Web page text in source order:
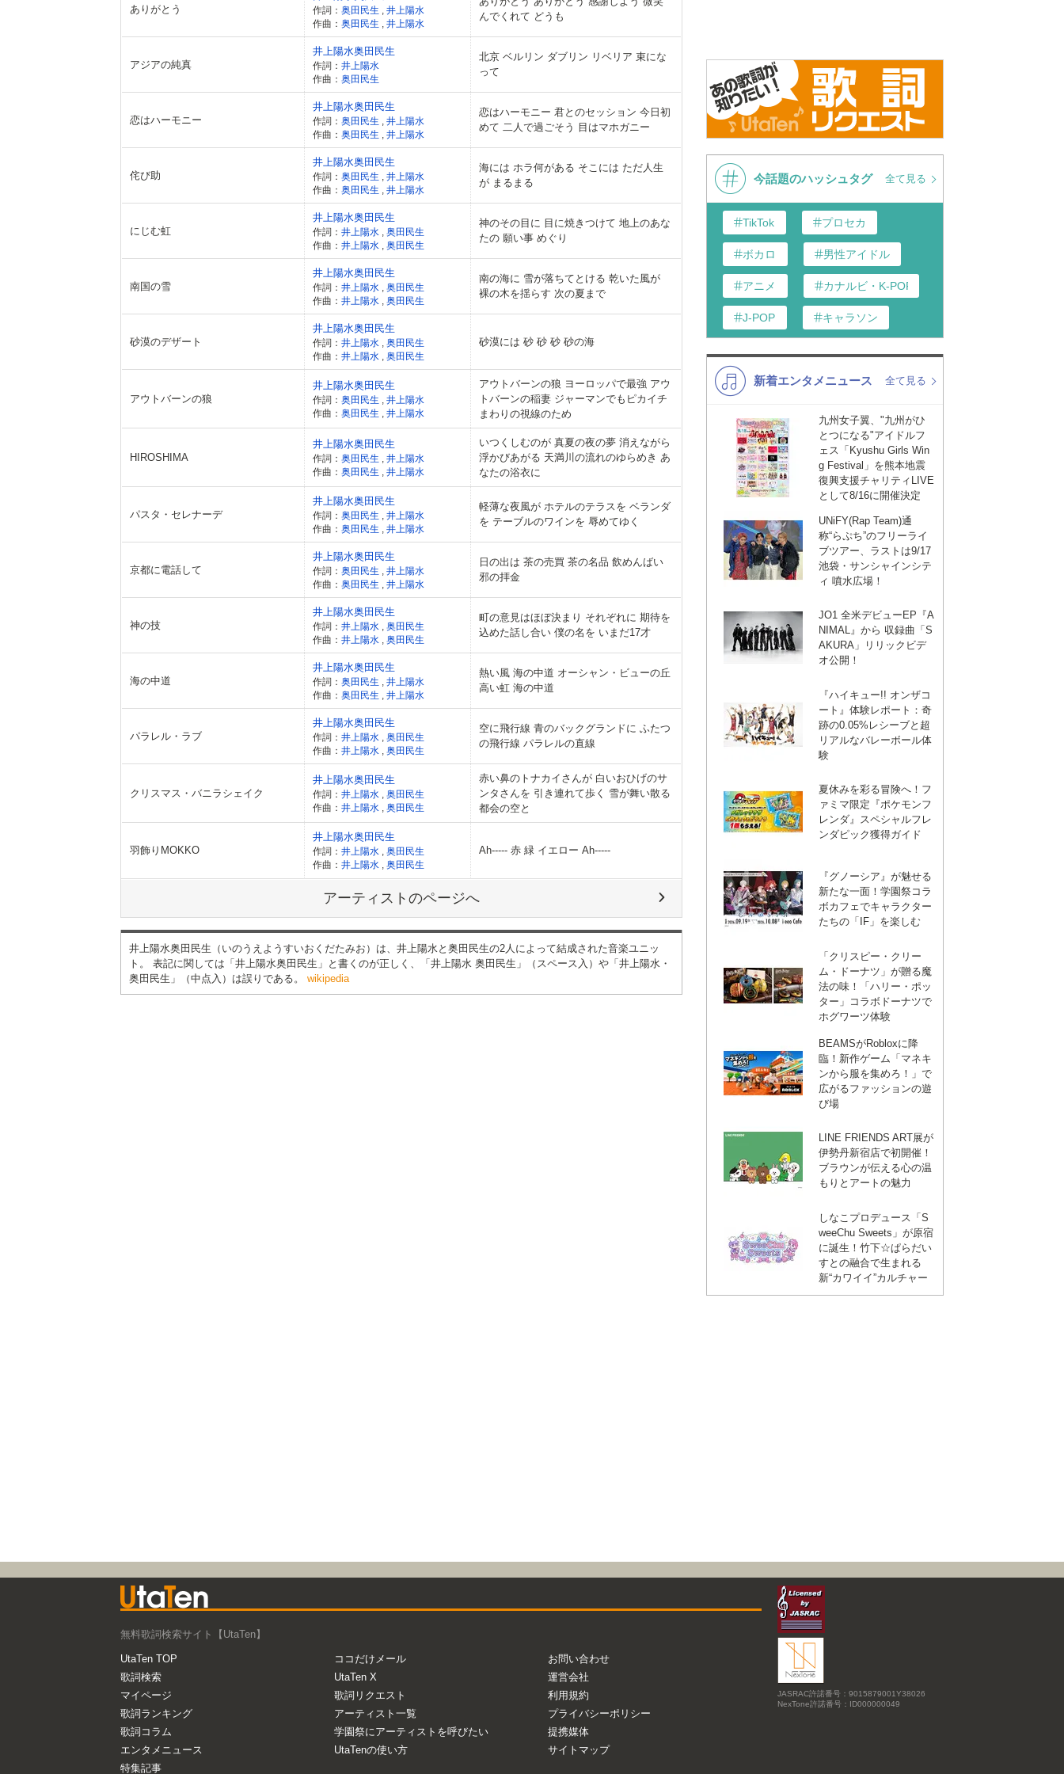
ありがとう 作詞： 奥田民生
井上陽水
作曲： 奥田民生 井上陽水
んでくれて どうも
アジアの純真
井上陽水奥田民生
作詞： 井上陽水
作曲： 奥田民生
北京 ベルリン ダブリン リベリア 束にな
って
恋はハーモニー
井上陽水奥田民生
作詞： 奥田民生
井上陽水
作曲： 奥田民生 井上陽水
恋はハーモニー 君とのセッション 今日初
めて 二人で過ごそう 目はマホガニー
侘び助
井上陽水奥田民生
作詞： 奥田民生
井上陽水
作曲： 奥田民生 井上陽水
海には ホラ何がある そこには ただ人生
が まるまる
にじむ虹
井上陽水奥田民生
作詞： 井上陽水
奥田民生
作曲： 井上陽水 奥田民生
神のその目に 目に焼きつけて 地上のあな
たの 願い事 めぐり
南国の雪
井上陽水奥田民生
作詞： 井上陽水
奥田民生
作曲： 井上陽水 奥田民生
南の海に 雪が落ちてとける 乾いた風が
裸の木を揺らす 次の夏まで
砂漠のデザート
井上陽水奥田民生
作詞： 井上陽水
奥田民生
作曲： 井上陽水 奥田民生
砂漠には 砂 砂 砂 砂の海
アウトバーンの狼
井上陽水奥田民生
作詞： 奥田民生
井上陽水
作曲： 奥田民生 井上陽水
アウトバーンの狼 ヨーロッパで最強 アウ
トバーンの稲妻 ジャーマンでもピカイチ
まわりの視線のため
HIROSHIMA
井上陽水奥田民生
作詞： 奥田民生
井上陽水
作曲： 奥田民生 井上陽水
いつくしむのが 真夏の夜の夢 消えながら
浮かびあがる 天満川の流れのゆらめき あ
なたの浴衣に
パスタ・セレナーデ
井上陽水奥田民生
作詞： 奥田民生
井上陽水
作曲： 奥田民生 井上陽水
軽薄な夜風が ホテルのテラスを ベランダ
を テーブルのワインを 辱めてゆく
京都に電話して
井上陽水奥田民生
作詞： 奥田民生
井上陽水
作曲： 奥田民生 井上陽水
日の出は 茶の売買 茶の名品 飲めんばい
邪の拝金
神の技
井上陽水奥田民生
作詞： 井上陽水
奥田民生
作曲： 井上陽水 奥田民生
町の意見はほぼ決まり それぞれに 期待を
込めた話し合い 僕の名を いまだ17才
海の中道
井上陽水奥田民生
作詞： 奥田民生
井上陽水
作曲： 奥田民生 井上陽水
熱い風 海の中道 オーシャン・ビューの丘
高い虹 海の中道
パラレル・ラブ
井上陽水奥田民生
作詞： 井上陽水
奥田民生
作曲： 井上陽水 奥田民生
空に飛行線 青のバックグランドに ふたつ
の飛行線 パラレルの直線
クリスマス・バニラシェイク
井上陽水奥田民生
作詞： 井上陽水
奥田民生
作曲： 井上陽水 奥田民生
赤い鼻のトナカイさんが 白いおひげのサ
ンタさんを 引き連れて歩く 雪が舞い散る
都会の空と
羽飾りMOKKO
井上陽水奥田民生
作詞： 井上陽水
奥田民生
作曲： 井上陽水 奥田民生
Ah----- 赤 緑 イエロー Ah-----
アーティストのページへ
井上陽水奥田民生（いのうえようすいおくだたみお）は、井上陽水と奥田民生の2人によって結成された音楽ユニッ
ト。 表記に関しては「井上陽水奥田民生」と書くのが正しく、「井上陽水 奥田民生」（スペース入）や「井上陽水・
奥田民生」（中点入）は誤りである。 wikipedia
今話題のハッシュタグ 全て見る
TikTok プロセカ
ボカロ 男性アイドル
アニメ カナルビ・K-POP和訳
J-POP キャラソン
K-POP 演歌・歌謡
洋楽
VTuber ディズニー
新着エンタメニュース 全て見る
九州女子翼、"九州がひ
とつになる"アイドルフ
ェス「Kyushu Girls Win
g Festival」を熊本地震
復興支援チャリティLIVE
として8/16に開催決定
UNiFY(Rap Team)通
称“らぷち”のフリーライ
ブツアー、ラストは9/17
池袋・サンシャインシテ
ィ 噴水広場！
JO1 全米デビューEP『A
NIMAL』から 収録曲「S
AKURA」リリックビデ
オ公開！
『ハイキュー!! オンザコ
ート』体験レポート：奇
跡の0.05%レシーブと超
リアルなバレーボール体
験
夏休みを彩る冒険へ！フ
ァミマ限定『ポケモンフ
レンダ』スペシャルフレ
ンダピック獲得ガイド
『グノーシア』が魅せる
新たな一面！学園祭コラ
ボカフェでキャラクター
たちの「IF」を楽しむ
「クリスピー・クリー
ム・ドーナツ」が贈る魔
法の味！「ハリー・ポッ
ター」コラボドーナツで
ホグワーツ体験
BEAMSがRobloxに降
臨！新作ゲーム「マネキ
ンから服を集めろ！」で
広がるファッションの遊
び場
LINE FRIENDS ART展が
伊勢丹新宿店で初開催！
ブラウンが伝える心の温
もりとアートの魅力
しなこプロデュース「S
weeChu Sweets」が原宿
に誕生！竹下☆ぱらだい
すとの融合で生まれる
新“カワイイ”カルチャー
無料歌詞検索サイト【UtaTen】
UtaTen TOP
歌詞検索
マイページ
歌詞ランキング
歌詞コラム
エンタメニュース
特集記事
ココだけメール
UtaTen X
歌詞リクエスト
アーティスト一覧
学園祭にアーティストを呼びたい
UtaTenの使い方
お問い合わせ
運営会社
利用規約
プライバシーポリシー
提携媒体
サイトマップ
JASRAC許諾番号：9015879001Y38026
NexTone許諾番号：ID000000049